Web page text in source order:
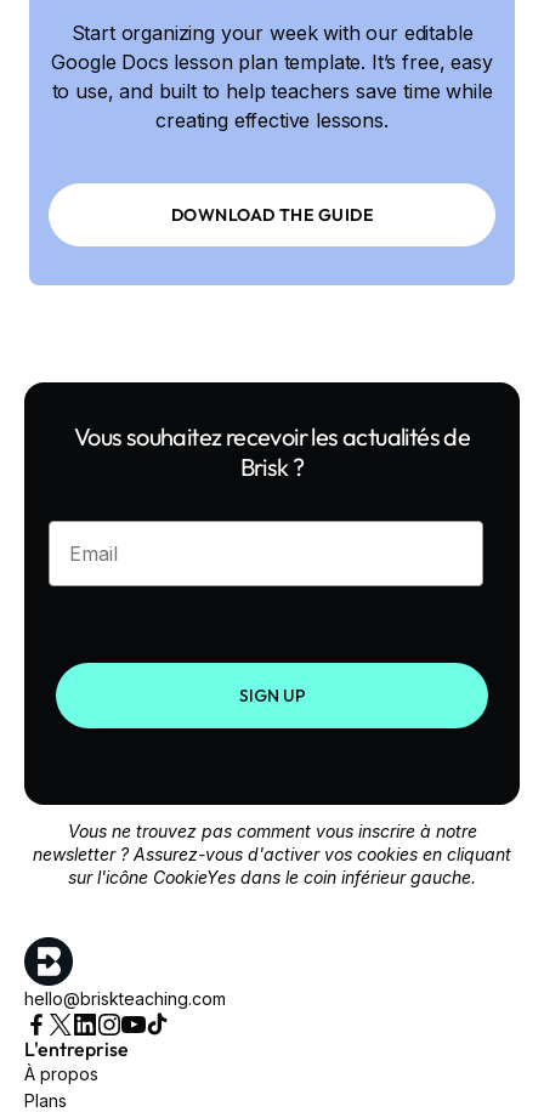
Start organizing your week with our editable
Google Docs lesson plan template. It’s free, easy
to use, and built to help teachers save time while
creating effective lessons.
DOWNLOAD THE GUIDE
Vous souhaitez recevoir les actualités de
Brisk ?
Enter your email
SIGN UP
Vous ne trouvez pas comment vous inscrire à notre
newsletter ? Assurez-vous d'activer vos cookies en cliquant
sur l'icône CookieYes dans le coin inférieur gauche.
hello@briskteaching.com
L'entreprise
À propos
Plans